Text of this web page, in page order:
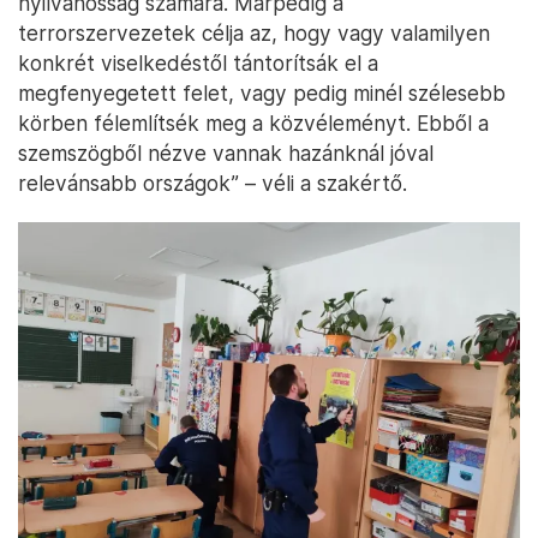
terrorszervezetek célja az, hogy vagy valamilyen
konkrét viselkedéstől tántorítsák el a
megfenyegetett felet, vagy pedig minél szélesebb
körben félemlítsék meg a közvéleményt. Ebből a
szemszögből nézve vannak hazánknál jóval
relevánsabb országok” – véli a szakértő.